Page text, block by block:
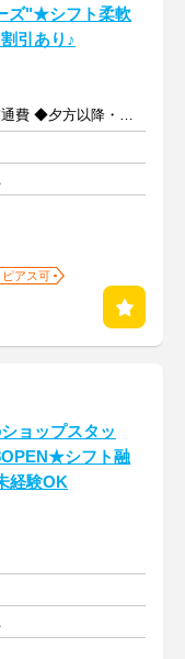
ズ"★シフト柔軟
引あり♪
時給1200円～1501円+交通費 ◆夕方以降・日祝加給あり！
ピアス可
ョップスタッ
シフト融
経験OK